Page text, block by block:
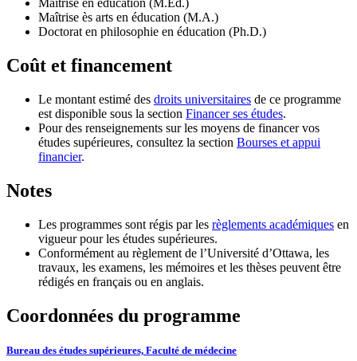
Maîtrise en éducation (M.Éd.)
Maîtrise ès arts en éducation (M.A.)
Doctorat en philosophie en éducation (Ph.D.)
Coût et financement
Le montant estimé des droits universitaires de ce programme
est disponible sous la section Financer ses études.
Pour des renseignements sur les moyens de financer vos
études supérieures, consultez la section Bourses et appui
financier.
Notes
Les programmes sont régis par les règlements académiques en
vigueur pour les études supérieures.
Conformément au règlement de l’Université d’Ottawa, les
travaux, les examens, les mémoires et les thèses peuvent être
rédigés en français ou en anglais.
Coordonnées du programme
Bureau des études supérieures, Faculté de médecine